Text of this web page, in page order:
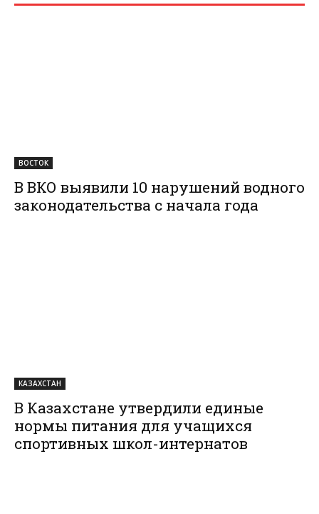
ВОСТОК
В ВКО выявили 10 нарушений водного
законодательства с начала года
КАЗАХСТАН
В Казахстане утвердили единые
нормы питания для учащихся
спортивных школ-интернатов